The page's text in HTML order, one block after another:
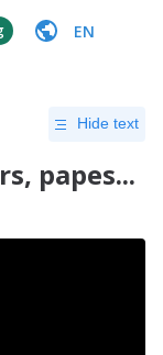
EN
Hide text
papes...